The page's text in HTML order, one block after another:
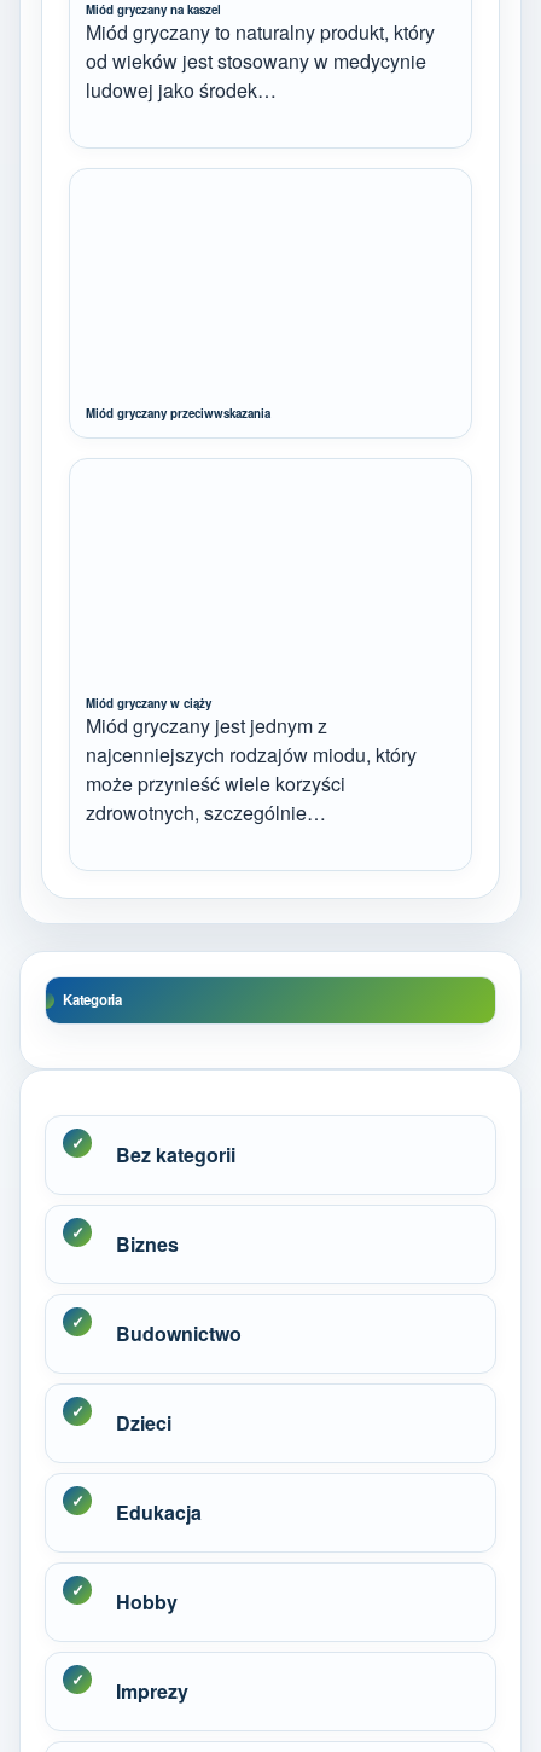
Miód gryczany na kaszel
Miód gryczany to naturalny produkt, który
od wieków jest stosowany w medycynie
ludowej jako środek…
Miód gryczany przeciwwskazania
Miód gryczany w ciąży
Miód gryczany jest jednym z
najcenniejszych rodzajów miodu, który
może przynieść wiele korzyści
zdrowotnych, szczególnie…
Kategoria
Bez kategorii
Biznes
Budownictwo
Dzieci
Edukacja
Hobby
Imprezy